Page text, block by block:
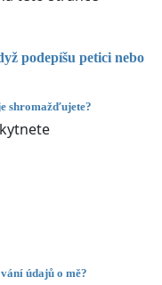
podepíšu petici nebo
shromažďujete?
údajů o mě?